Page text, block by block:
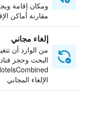
ومكان إقامة
مقارنة أماكن
إلغاء مجاني
من الوارد أن
البحث وحجز
الإلغاء المجاني